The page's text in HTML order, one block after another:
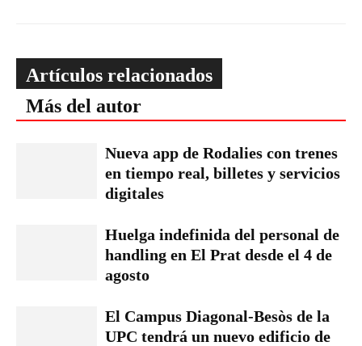
Artículos relacionados
Más del autor
Nueva app de Rodalies con trenes
en tiempo real, billetes y servicios
digitales
Huelga indefinida del personal de
handling en El Prat desde el 4 de
agosto
El Campus Diagonal-Besòs de la
UPC tendrá un nuevo edificio de